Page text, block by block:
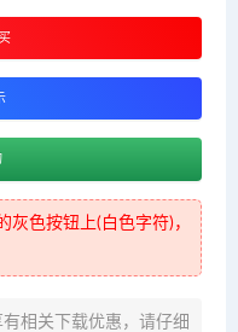
灰色按钮上(白色字符)，
相关下载优惠，请仔细